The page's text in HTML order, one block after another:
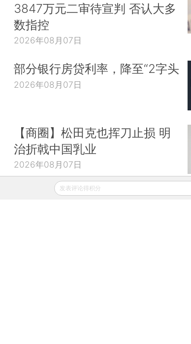
3847万元二审待宣判 否认大多
数指控
2026年08月07日
部分银行房贷利率，降至“2字头
2026年08月07日
【商圈】松田克也挥刀止损 明
治折戟中国乳业
2026年08月07日
财新周刊｜AI短剧涌向海外
发表评论得积分